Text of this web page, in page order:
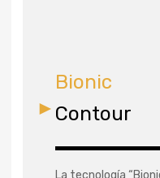
Bionic
Contour
La tecnología